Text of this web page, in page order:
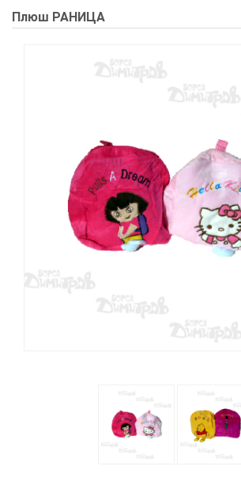
Плюш РАНИЦА